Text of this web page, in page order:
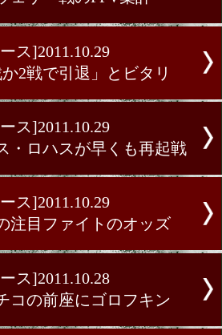
ュース]2011.10.29
★ムサレーンvsサリッ
ュース]2011.10.29
ュース]2011.10.29
戦か2戦で引退」とビタ